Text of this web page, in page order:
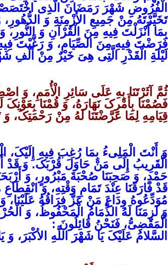
الْفُرُوضِ شَهْرَ رَمَضَانَ الَّذِی
تَخَیَّرْتَهُ مِنْ جَمِیعِ الأزْمِنَةِ وَ
بِمَا أَنْزَلْتَ فِیهِ مِنَ الْقُرْآنِ وَ
فَرَضْتَ فِیهِ مِنَ الصِّیَامِ، وَ رَغَّبْتَ
لَیْلَةِ الْقَدْرِ الَّتِی هِیَ خَیْرٌ مِنْ أَلْفِ
ثُمَّ آثَرْتَنَا بِهِ عَلَى سَائِرِ الْأُمَمِ، وَ
فَصُمْنَا بِأَمْرِکَ نَهَارَهُ، وَ قُمْنَا بِعَوْنِکَ
قِیَامِهِ لِمَا عَرَّضْتَنَا لَهُ مِنْ رَحْمَتِکَ، وَ
وَ أَنْتَ الْمَلِی‏ءُ بِمَا رُغِبَ فِیهِ
الْقَرِیبُ إِلَى مَنْ حَاوَلَ قُرْبَکَ. وَ قَدْ
حَمْدٍ، وَ صَحِبَنَا صُحْبَةَ مَبْرُورٍ، وَ
قَدْ فَارَقَنَا عِنْدَ تَمَامِ وَقْتِهِ، وَ
مُوَدِّعُوهُ وِدَاعَ مَنْ عَزَّ فِرَاقُهُ عَلَیْنَا،
وَ لَزِمَنَا لَهُ الذِّمَامُ الْمَحْفُوظُ، وَ
الْمَقْضِیُّ، فَنَحْنُ قَائِلُونَ :
السَّلامُ عَلَیْکَ یَا شَهْرَ اللَّهِ الأکْبَرَ، وَ